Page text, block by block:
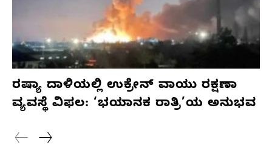
ರಷ್ಯಾ ದಾಳಿಯಲ್ಲಿ ಉಕ್ರೇನ್ ವಾಯು ರಕ್ಷಣಾ
ವ್ಯವಸ್ಥೆ ವಿಫಲ: ‘ಭಯಾನಕ ರಾತ್ರಿ’ಯ ಅನುಭವ